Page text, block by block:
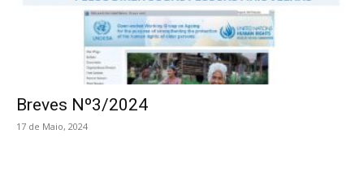
Breves Nº3/2024
17 de Maio, 2024